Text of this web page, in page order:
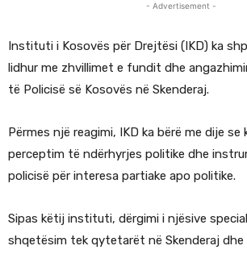
- Advertisement -
Instituti i Kosovës për Drejtësi (IKD) ka
lidhur me zhvillimet e fundit dhe
të Policisë së Kosovës në Skenderaj.
Përmes një reagimi, IKD ka bërë me dije se
perceptim të ndërhyrjes politike dhe
policisë për interesa partiake apo politike.
Sipas këtij instituti, dërgimi i njësive
shqetësim tek qytetarët në Skenderaj dhe